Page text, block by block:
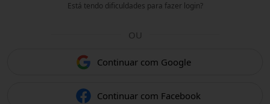
Está tendo dificuldades para fazer login?
OU
Continuar com Google
Continuar com Facebook